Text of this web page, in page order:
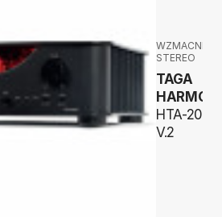
STEREO
TAGA
HTA-
V.2